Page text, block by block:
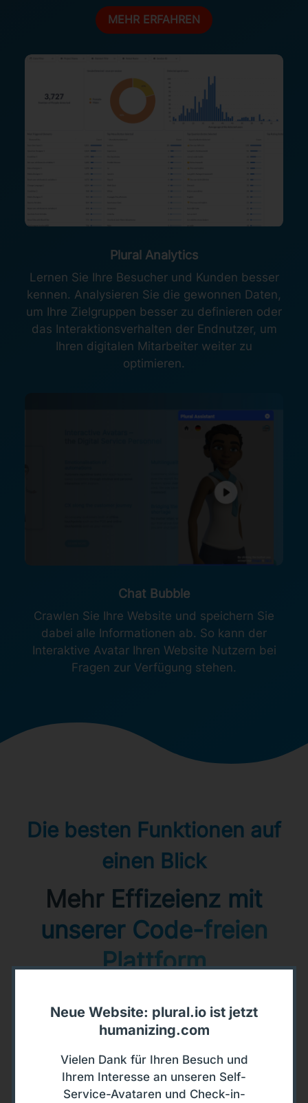
MEHR ERFAHREN
Plural Analytics
Lernen Sie Ihre Besucher und Kunden besser
kennen. Analysieren Sie die gewonnen Daten,
um Ihre Zielgruppen besser zu definieren oder
das Interaktionsverhalten der Endnutzer, um
Ihren digitalen Mitarbeiter weiter zu
optimieren.
Chat Bubble
Crawlen Sie Ihre Website und speichern Sie
dabei alle Informationen ab. So kann der
Interaktive Avatar Ihren Website Nutzern bei
Fragen zur Verfügung stehen.
Die besten Funktionen auf
einen Blick
Mehr Effizeienz mit
unserer Code-freien
Plattform
Generative AI zur Use Case
Erstellung
Mit der Plural AI Knowledge Base erstellen
Sie mit nur einem Mausklick einen
Neue Website: plural.io ist jetzt
humanizing.com
Vielen Dank für Ihren Besuch und
Ihrem Interesse an unseren Self-
Service-Avataren und Check-in-